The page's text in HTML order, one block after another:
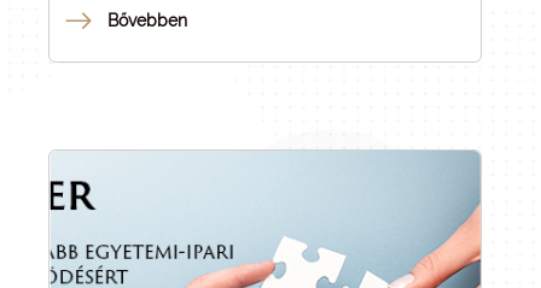
(NKFI Hivatal) hatáskörébe tartoznak.
Bővebben